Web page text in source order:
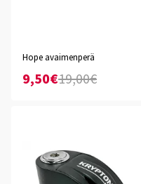
Hope avaimenperä
9,50€19,00€